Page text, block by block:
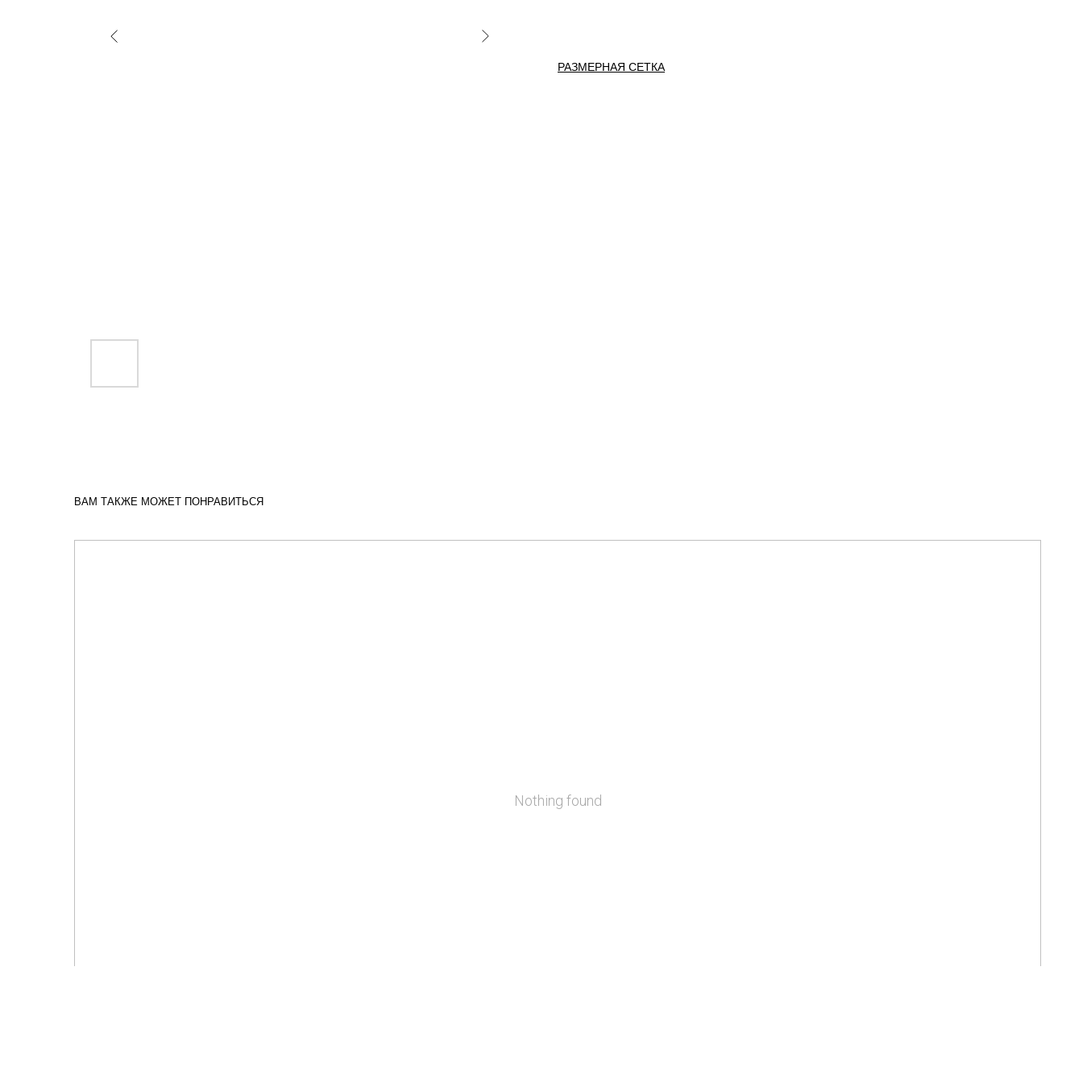
РАЗМЕРНАЯ СЕТКА
ВАМ ТАКЖЕ МОЖЕТ ПОНРАВИТЬСЯ
Nothing found